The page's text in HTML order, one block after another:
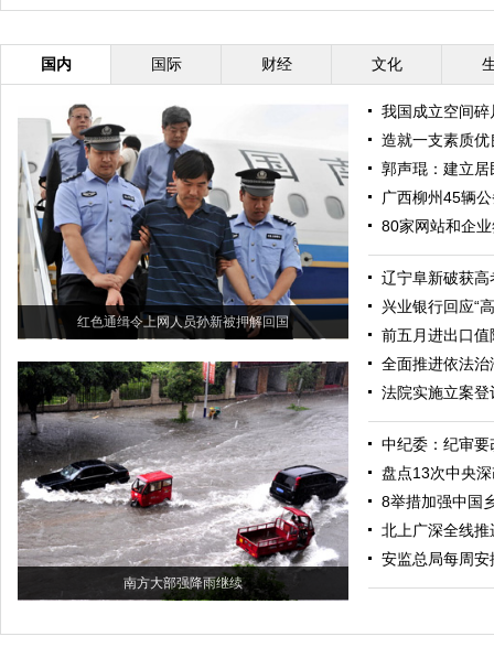
女
举行
国内 国际 财经 文化
红色通缉令上网人员孙新被押解回国
南方大部强降雨继续
我国成立空间碎
造就一支素质
郭声琨：建立
广西柳州45辆
80家网站和企
辽宁阜新破获
兴业银行回应“
前五月进出口
全面推进依法
法院实施立案
中纪委：纪审
盘点13次中央
8举措加强中国
北上广深全线
安监总局每周